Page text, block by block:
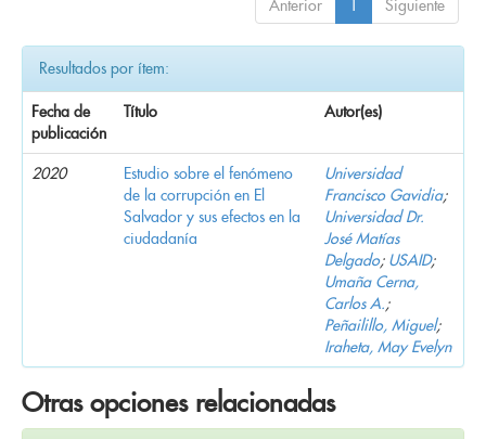
Anterior 1 Siguiente
Resultados por ítem:
Fecha de
publicación
Título Autor(es)
2020
Estudio sobre el fenómeno
de la corrupción en El
Salvador y sus efectos en la
ciudadanía
Universidad
Francisco Gavidia;
Universidad Dr.
José Matías
Delgado; USAID;
Umaña Cerna,
Carlos A.;
Peñailillo, Miguel;
Iraheta, May Evelyn
Otras opciones relacionadas